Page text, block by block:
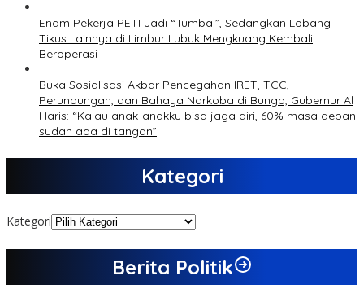
Enam Pekerja PETI Jadi “Tumbal”, Sedangkan Lobang
Tikus Lainnya di Limbur Lubuk Mengkuang Kembali
Beroperasi
Buka Sosialisasi Akbar Pencegahan IRET, TCC,
Perundungan, dan Bahaya Narkoba di Bungo, Gubernur Al
Haris: “Kalau anak-anakku bisa jaga diri, 60% masa depan
sudah ada di tangan”
Kategori
Kategori
Berita Politik